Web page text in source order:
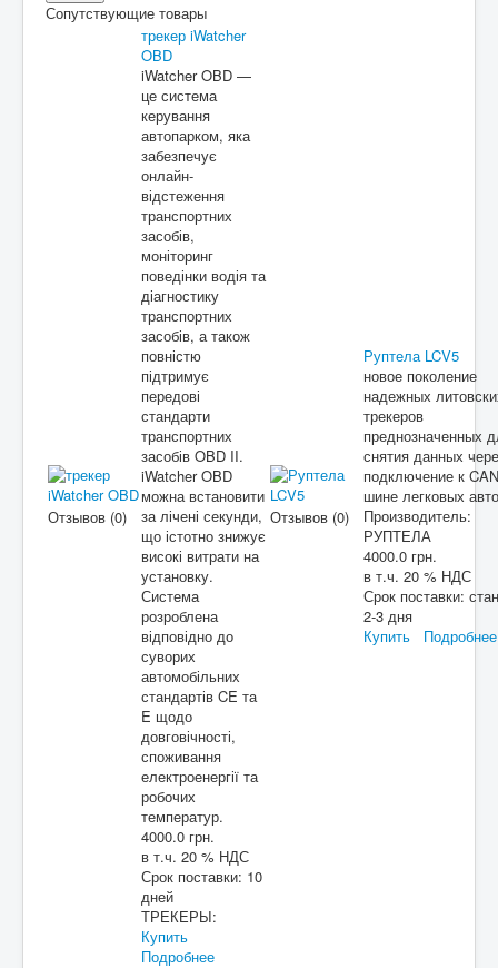
Сопутствующие товары
Отзывов (0)
трекер iWatcher
OBD
iWatcher OBD —
це система
керування
автопарком, яка
забезпечує
онлайн-
відстеження
транспортних
засобів,
моніторинг
поведінки водія та
діагностику
транспортних
засобів, а також
повністю
підтримує
передові
стандарти
транспортних
засобів OBD II.
iWatcher OBD
можна встановити
за лічені секунди,
що істотно знижує
високі витрати на
установку.
Система
розроблена
відповідно до
суворих
автомобільних
стандартів CE та
E щодо
довговічності,
споживання
електроенергії та
робочих
температур.
4000.0 грн.
в т.ч. 20 % НДС
Срок поставки: 10
дней
ТРЕКЕРЫ:
Купить
Подробнее
Отзывов (0)
Руптела LCV5
новое поколение
надежных
трекеров
преднозначенных
снятия данных
подключение к CAN
шине легковых авто
Производитель:
РУПТЕЛА
4000.0 грн.
в т.ч. 20 % НДС
Срок поставки:
2-3 дня
Купить
Подробнее